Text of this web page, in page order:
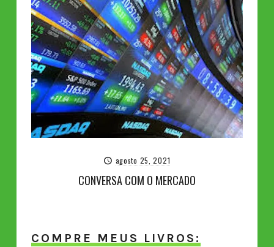
agosto 25, 2021
CONVERSA COM O MERCADO
COMPRE MEUS LIVROS: